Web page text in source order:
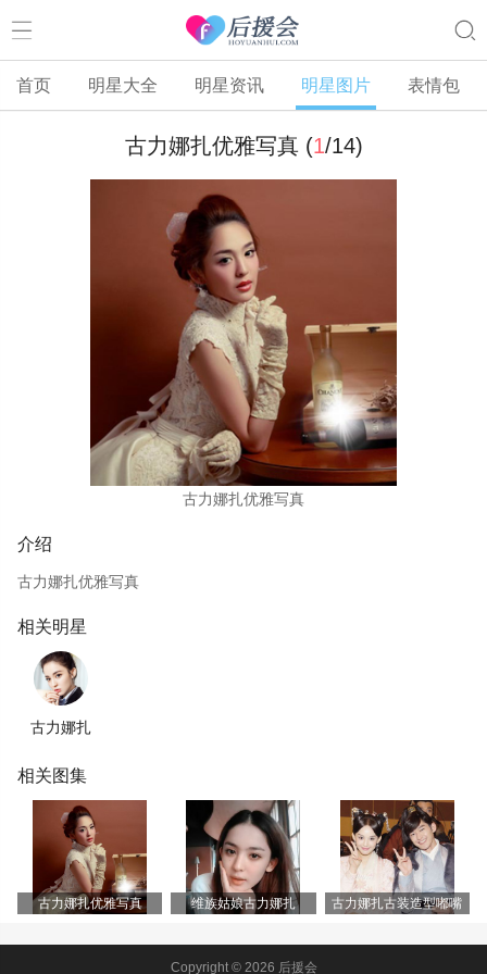
首页 明星大全 明星资讯 明星图片 表情包
古力娜扎优雅写真 (1/14)
古力娜扎优雅写真
介绍
古力娜扎优雅写真
相关明星
古力娜扎
相关图集
古力娜扎优雅写真 维族姑娘古力娜扎 古力娜扎古装造型嘟嘴
Copyright © 2026 后援会